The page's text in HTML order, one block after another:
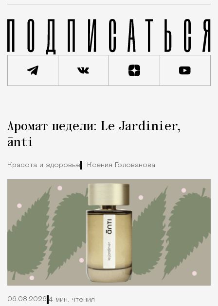
Город
Аромат недели: Le Jardinier,
ānti
Красота и здоровье Ксения Голованова
06.08.2026 4 мин. чтения